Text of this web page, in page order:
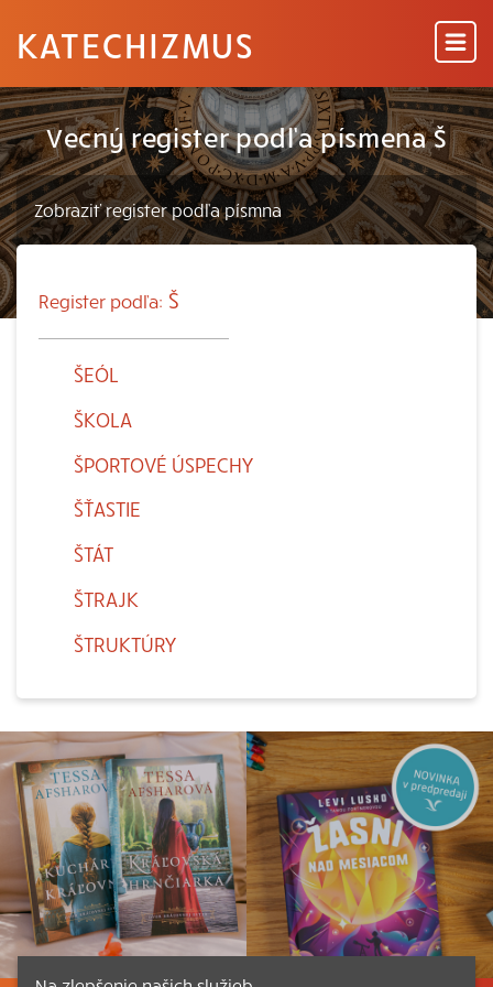
KATECHIZMUS
Vecný register podľa písmena Š
Register podľa: Š
ŠEÓL
ŠKOLA
ŠPORTOVÉ ÚSPECHY
ŠŤASTIE
ŠTÁT
ŠTRAJK
ŠTRUKTÚRY